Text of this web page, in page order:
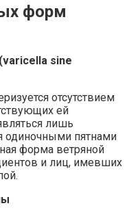
форм
sine
отсутствием
ей
лишь
одиночными пятнами
форма ветряной
и лиц, имевших